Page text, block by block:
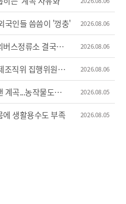
국인들 씀씀이 '껑충' 2026.08.06
버스정류소 결국
2026.08.06
조직위 집행위원장
2026.08.06
계곡...농작물도
2026.08.05
에 생활용수도 부족 2026.08.05